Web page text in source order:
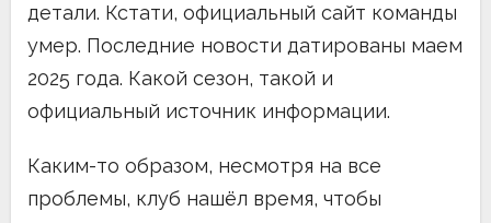
детали. Кстати, официальный сайт команды
умер. Последние новости датированы маем
2025 года. Какой сезон, такой и
официальный источник информации.
Каким-то образом, несмотря на все
проблемы, клуб нашёл время, чтобы